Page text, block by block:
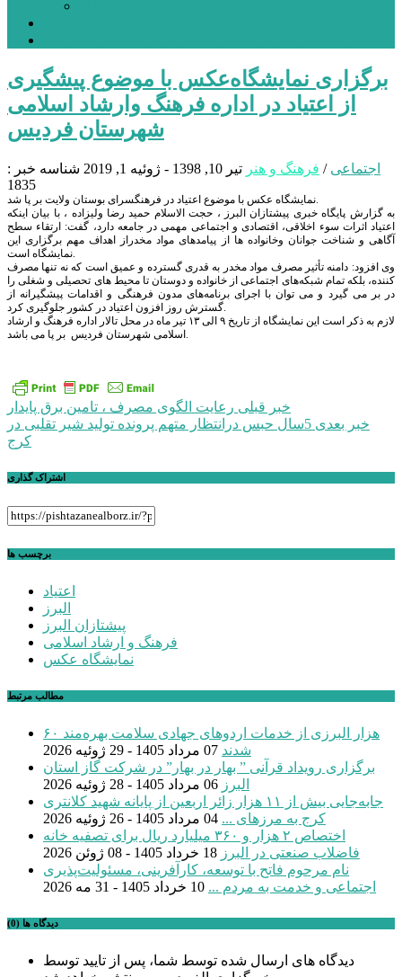
برگزاری نمایشگاه‌عکس با موضوع پیشگیری
از اعتیاد در اداره فرهنگ وارشاد اسلامی
شهرستان فردیس
اجتماعی / فرهنگ و هنر تیر 10, 1398 - ژوئیه 1, 2019
شناسه خبر :
1835
نمایشگاه عکس با موضوع اعتیاد در فرهنگسرای بوستان ولایت بر پا شد.
به گزارش پایگاه خبری پیشتازان البرز ، حجت الاسلام حمید رضا ولیزاده ، با بیان اینکه
اعتیاد اثرات سوء اخلاقی، اقتصادی و اجتماعی مهمی در جامعه دارد، گفت: ارتقاء سطح
آگاهی و شناخت جوانان وخانواده ها از پیامدهای مواد مخدراز اهداف مهم برگزاری این
نمایشگاه است.
وی افزود: دامنه تأثیر مصرف مواد مخدر به قدری گسترده و عمیق است که نه تنها مصرف
کننده، بلکه تمام شبکه‌های اجتماعی از خانواده و دوستان تا محیط‌ های تحصیلی و شغلی را
در بر می گیرد و می توان با اجرای برنامه‌های مدون فرهنگی و اقدامات پیشگیرانه از
گسترش روز افزون اعتیاد در کشور جلوگیری کرد.
لازم به ذکر است این نمایشگاه از تاریخ ٩ الی ١٣ تیر ماه در محل تالار اداره فرهنگ و ارشاد
اسلامی شهرستان فردیس بر پا می باشد.
راهبری
نوشته
خبر قبلی رعایت الگوی مصرف ، تامین برق پایدار
خبر بعدی
5سال حبس درانتظار متهم پرونده تولید شیر تقلبی در
کرج
اشتراک گذاری
برچسب ها
اعتیاد
البرز
پیشتازان البرز
فرهنگ و ارشاد اسلامی
نمایشگاه عکس
مطالب مرتبط
۶۰ هزار البرزی از خدمات اردوهای جهادی سلامت بهره‌مند
شدند 07 مرداد 1405 - 29 ژوئیه 2026
برگزاری رویداد قرآنی ” بهار در بهار” در شرکت گاز استان
البرز 06 مرداد 1405 - 28 ژوئیه 2026
جابه‌جایی بیش از ۱۱ هزار زائر اربعین از پایانه شهید کلانتری
کرج به مرزهای ... 04 مرداد 1405 - 26 ژوئیه 2026
اختصاص ۲ هزار و ۳۶۰ میلیارد ریال برای تصفیه خانه
فاضلاب صنعتی در البرز 18 خرداد 1405 - 08 ژوئن 2026
نام مرحوم فاتح با توسعه، کارآفرینی، مسئولیت‌پذیری
اجتماعی و خدمت به مردم ... 10 خرداد 1405 - 31 مه 2026
دیدگاه ها (0)
دیدگاه های ارسال شده توسط شما، پس از تایید توسط